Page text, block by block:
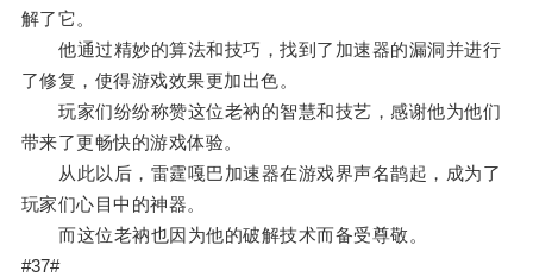
解了它。
他通过精妙的算法和技巧，找到了加速器的漏洞并进行
了修复，使得游戏效果更加出色。
玩家们纷纷称赞这位老衲的智慧和技艺，感谢他为他们
带来了更畅快的游戏体验。
从此以后，雷霆嘎巴加速器在游戏界声名鹊起，成为了
玩家们心目中的神器。
而这位老衲也因为他的破解技术而备受尊敬。
#37#